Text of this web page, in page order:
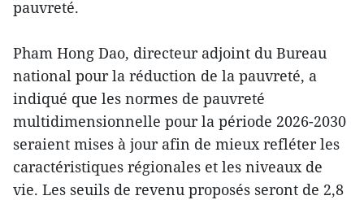
pauvreté.
Pham Hong Dao, directeur adjoint du Bureau
national pour la réduction de la pauvreté, a
indiqué que les normes de pauvreté
multidimensionnelle pour la période 2026-2030
seraient mises à jour afin de mieux refléter les
caractéristiques régionales et les niveaux de
vie. Les seuils de revenu proposés seront de 2,8